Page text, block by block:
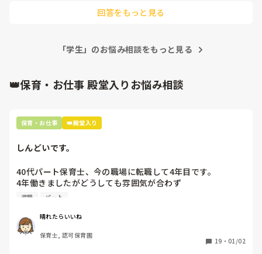
回答をもっと見る
「学生」のお悩み相談をもっと見る
👑保育・お仕事 殿堂入りお悩み相談
保育・お仕事 👑殿堂入り
しんどいです。
40代パート保育士、今の職場に転職して4年目です。
4年働きましたがどうしても雰囲気が合わず
退職しようと思っています。
周りの職員は、勤続10年以上から何十年という先生がほとん
どです。
保護者子どもの愚痴悪口が多く、
退職 パート
晴れたらいいね
保育士, 認可保育園
19 ・ 01/02